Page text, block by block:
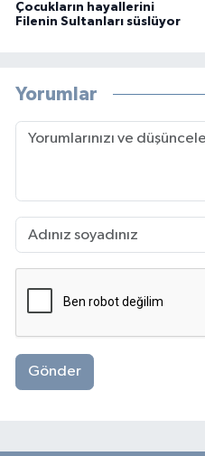
Çocukların hayallerini
Filenin Sultanları süslüyor
Yorumlar
Gönder